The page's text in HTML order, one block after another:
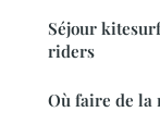
Séjour
riders
Où faire de la